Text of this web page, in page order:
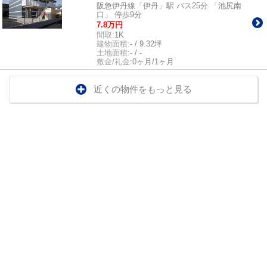
阪急伊丹線「伊丹」駅 バス25分 「池尻南
口」 停歩9分
7.8万円
間取:1K
建物面積:- / 9.32坪
土地面積:- / -
敷金/礼金:0ヶ月/1ヶ月
近くの物件をもっと見る